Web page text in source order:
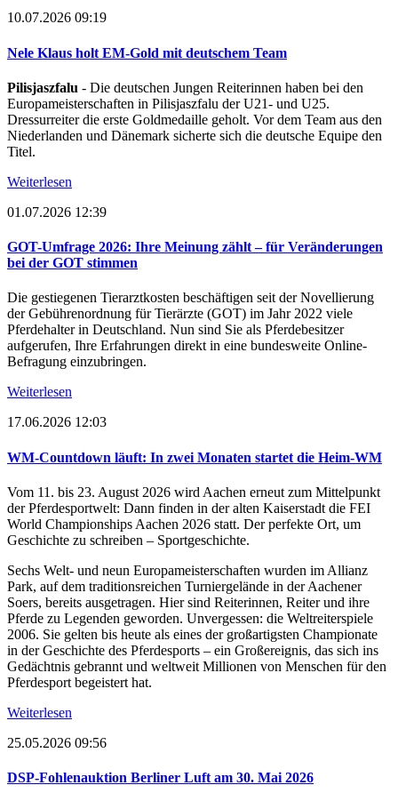
10.07.2026 09:19
Nele Klaus holt EM-Gold mit deutschem Team
Pilisjaszfalu - Die deutschen Jungen Reiterinnen haben bei den
Europameisterschaften in Pilisjaszfalu der U21- und U25.
Dressurreiter die erste Goldmedaille geholt. Vor dem Team aus den
Niederlanden und Dänemark sicherte sich die deutsche Equipe den
Titel.
Weiterlesen
01.07.2026 12:39
GOT-Umfrage 2026: Ihre Meinung zählt – für Veränderungen
bei der GOT stimmen
Die gestiegenen Tierarztkosten beschäftigen seit der Novellierung
der Gebührenordnung für Tierärzte (GOT) im Jahr 2022 viele
Pferdehalter in Deutschland. Nun sind Sie als Pferdebesitzer
aufgerufen, Ihre Erfahrungen direkt in eine bundesweite Online-
Befragung einzubringen.
Weiterlesen
17.06.2026 12:03
WM-Countdown läuft: In zwei Monaten startet die Heim-WM
Vom 11. bis 23. August 2026 wird Aachen erneut zum Mittelpunkt
der Pferdesportwelt: Dann finden in der alten Kaiserstadt die FEI
World Championships Aachen 2026 statt. Der perfekte Ort, um
Geschichte zu schreiben – Sportgeschichte.
Sechs Welt- und neun Europameisterschaften wurden im Allianz
Park, auf dem traditionsreichen Turniergelände in der Aachener
Soers, bereits ausgetragen. Hier sind Reiterinnen, Reiter und ihre
Pferde zu Legenden geworden. Unvergessen: die Weltreiterspiele
2006. Sie gelten bis heute als eines der großartigsten Championate
in der Geschichte des Pferdesports – ein Großereignis, das sich ins
Gedächtnis gebrannt und weltweit Millionen von Menschen für den
Pferdesport begeistert hat.
Weiterlesen
25.05.2026 09:56
DSP-Fohlenauktion Berliner Luft am 30. Mai 2026